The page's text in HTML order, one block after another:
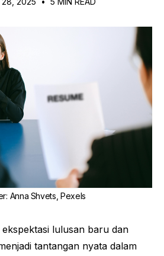
: Anna Shvets, Pexels
lulusan baru dan
tantangan nyata dalam